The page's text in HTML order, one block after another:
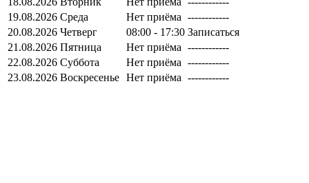
19.08.2026 Среда Нет приёма ------------
20.08.2026 Четверг 08:00 - 17:30 Записаться
21.08.2026 Пятница Нет приёма ------------
22.08.2026 Суббота Нет приёма ------------
23.08.2026 Воскресенье Нет приёма ------------